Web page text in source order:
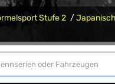
Stufe 2